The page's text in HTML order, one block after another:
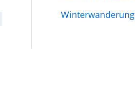
Winterwanderung